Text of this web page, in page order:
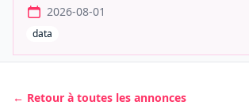
2026-08-01
data
← Retour à toutes les annonces